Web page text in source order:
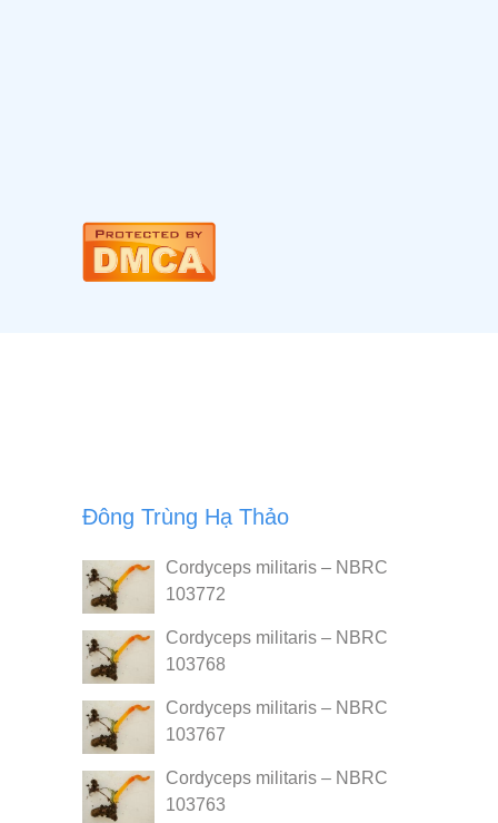
Đông Trùng Hạ Thảo
Cordyceps militaris – NBRC
103772
Cordyceps militaris – NBRC
103768
Cordyceps militaris – NBRC
103767
Cordyceps militaris – NBRC
103763